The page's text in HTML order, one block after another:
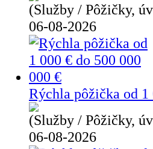
(Služby / Pôžičky,
06-08-2026
Rýchla pôžička od 1
(Služby / Pôžičky,
06-08-2026